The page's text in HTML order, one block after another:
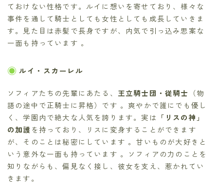
ておけない性格です。ルイに想いを寄せており、様々な
事件を通して騎士としても女性としても成長していきま
す。見た目は赤髪で長身ですが、内気で引っ込み思案な
一面も持っています 。
ルイ・スカーレル
ソフィアたちの先輩にあたる、 王立騎士団・従騎士
（物
語の途中で正騎士に昇格）です 。爽やかで誰にでも優し
く、学園内で絶大な人気を誇ります。実は 「リスの神」
の加護 を持っており、リスに変身することができます
が、そのことは秘密にしています 。甘いものが大好きと
いう意外な一面も持っています 。ソフィアの力のことを
知りながらも、偏見なく接し、彼女を支え、惹かれてい
きます。